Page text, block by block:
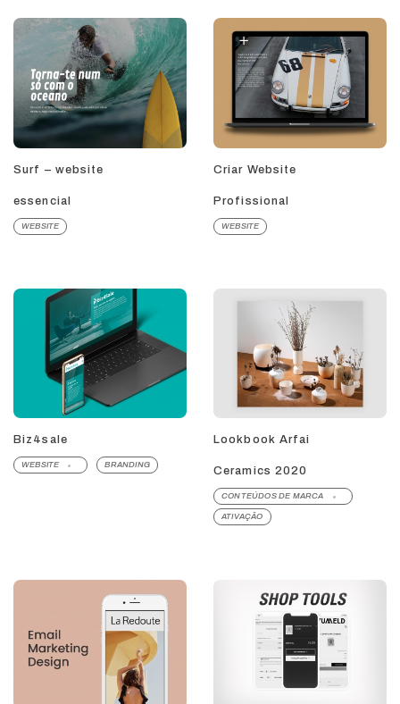
Surf – website
essencial
WEBSITE
Criar Website
Profissional
WEBSITE
Biz4sale
WEBSITE BRANDING
Lookbook Arfai
Ceramics 2020
CONTEÚDOS DE MARCA
ATIVAÇÃO